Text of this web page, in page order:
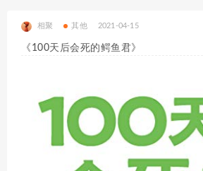
相聚 其他 2021-04-15
《100天后会死的鳄鱼君》